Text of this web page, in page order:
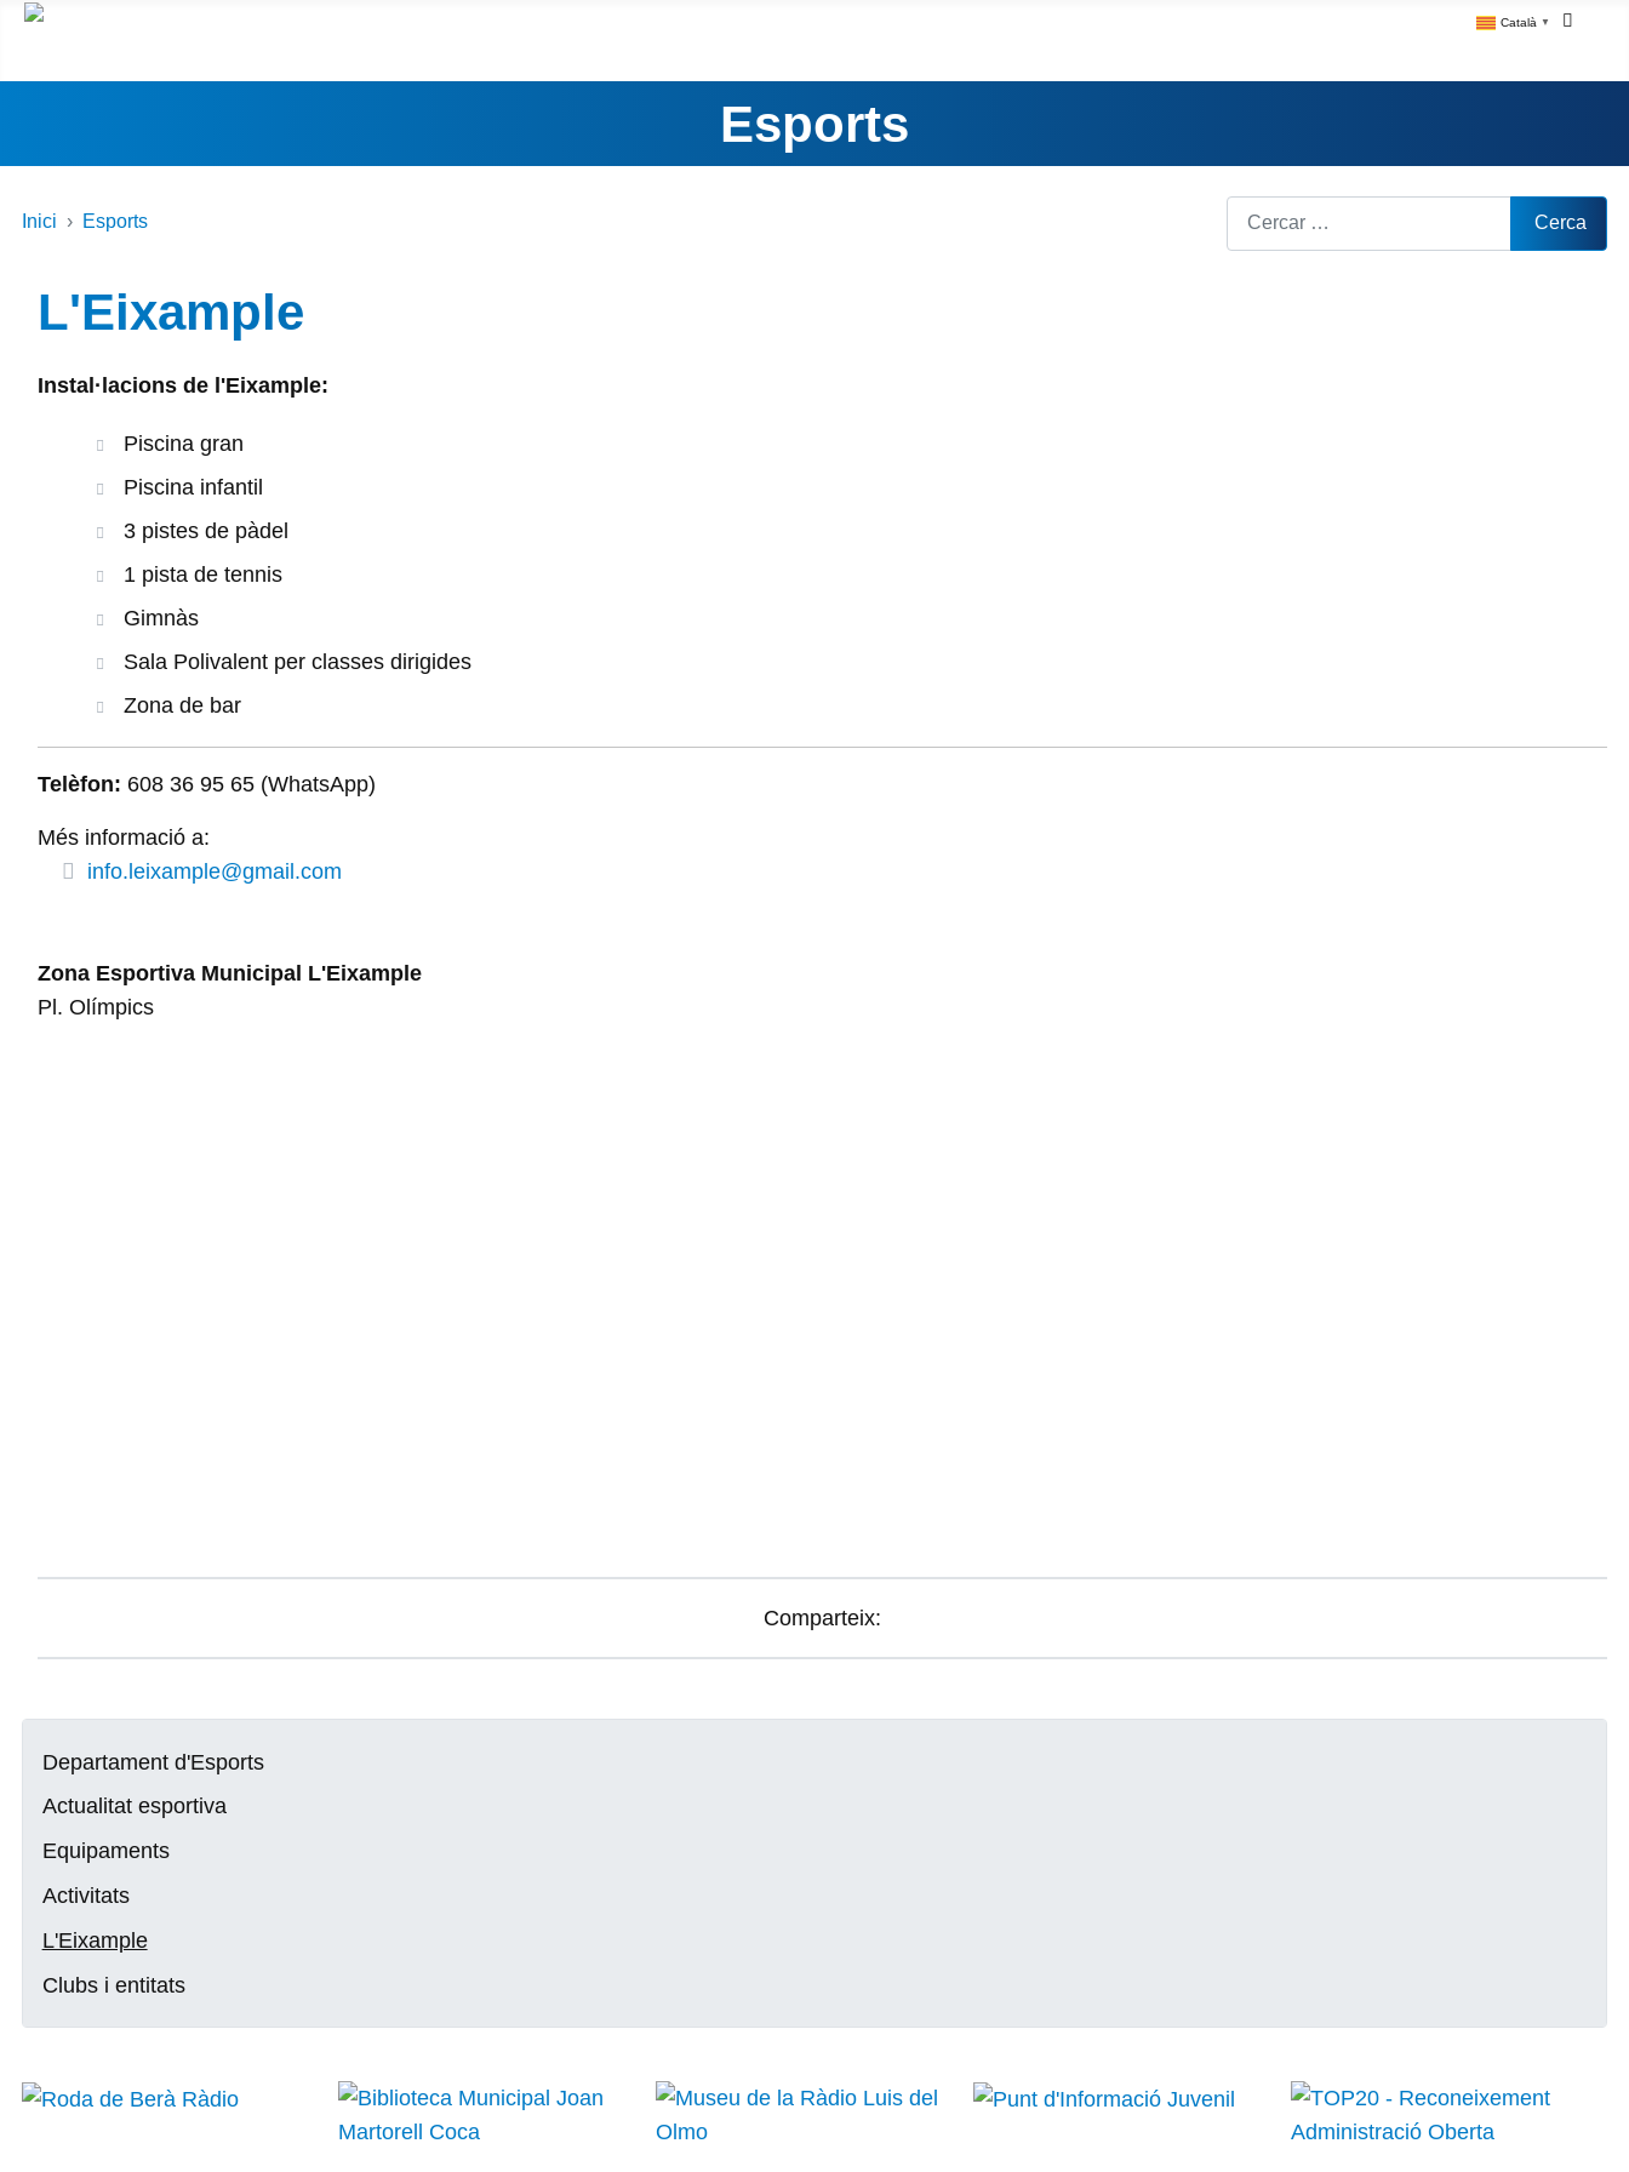
Català ▼
Esports
Inici Esports Cerca Cerca
Departament d'Esports
Actualitat esportiva
Equipaments
Activitats
L'Eixample
Clubs i entitats
L'Eixample
Instal·lacions de l'Eixample:
Piscina gran
Piscina infantil
3 pistes de pàdel
1 pista de tennis
Gimnàs
Sala Polivalent per classes dirigides
Zona de bar
Telèfon: 608 36 95 65 (WhatsApp)
Més informació a:
info.leixample@gmail.com
Zona Esportiva Municipal L'Eixample
Pl. Olímpics
Comparteix: